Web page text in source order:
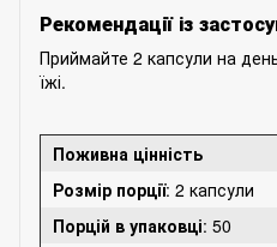
Рекомендації із
Приймайте 2 капсули на
їжі.
Поживна цінність
Розмір порції: 2 капсули
Порцій в упаковці: 50